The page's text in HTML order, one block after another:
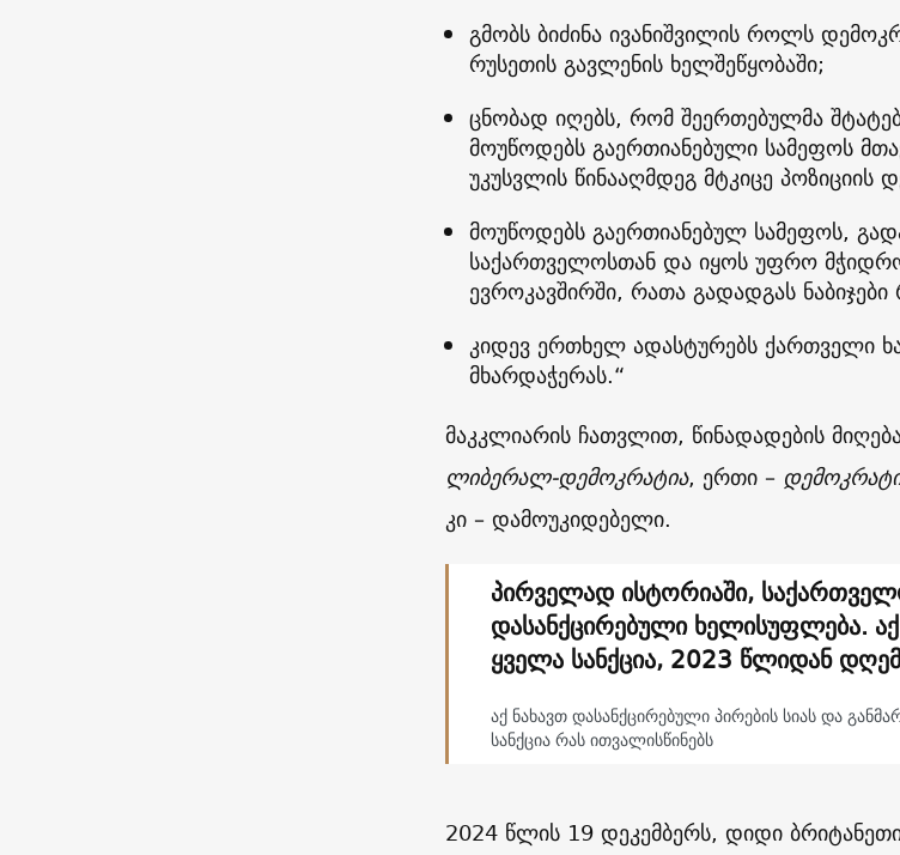
გმობს ბიძინა ივანიშვილის როლს
რუსეთის გავლენის ხელშეწყობაში;
ცნობად იღებს, რომ შეერთებულმა
მოუწოდებს გაერთიანებული სამეფოს
უკუსვლის წინააღმდეგ მტკიცე პოზიციის
მოუწოდებს გაერთიანებულ სამეფოს,
საქართველოსთან და იყოს უფრო
ევროკავშირში, რათა გადადგას
კიდევ ერთხელ ადასტურებს ქართველი
მხარდაჭერას.“
მაკკლიარის ჩათვლით, წინადადების
ლიბერალ-დემოკრატია, ერთი –
კი – დამოუკიდებელი.
პირველად ისტორიაში,
დასანქცირებული ხელისუფლება.
ყველა სანქცია, 2023 წლიდან
აქ ნახავთ დასანქცირებული პირების სიას და
სანქცია რას ითვალისწინებს
2024 წლის 19 დეკემბერს, დიდი